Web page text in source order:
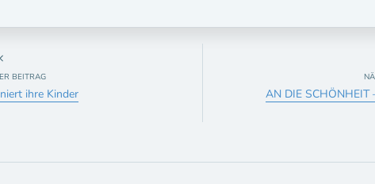
BEITRAG
ihre Kinder AN DIE